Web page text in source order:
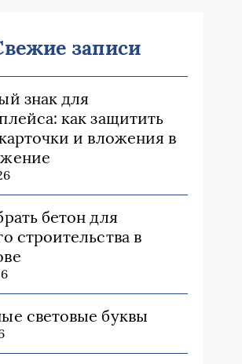
записи
знак для
как защитить
и вложения в
бетон для
строительства в
световые буквы